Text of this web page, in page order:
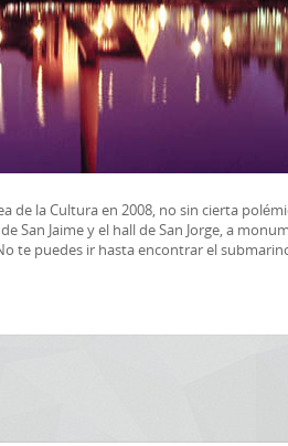
de la Cultura en 2008, no sin cierta
San Jaime y el hall de San Jorge, a
te puedes ir hasta encontrar el